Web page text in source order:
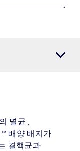
멸균 ,
배양 배지가
결핵균과